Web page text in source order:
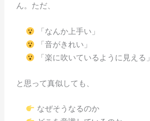
ん。ただ、
「なんか上手い」
「音がきれい」
「楽に吹いているように見える」
と思って真似しても、
なぜそうなるのか